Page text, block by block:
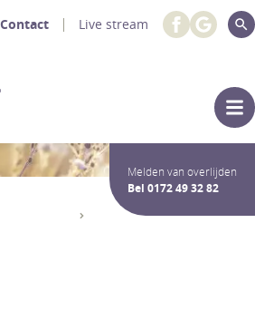
Contact Live stream
Melden van overlijden
Bel 0172 49 32 82
Crematie / Begrafenis